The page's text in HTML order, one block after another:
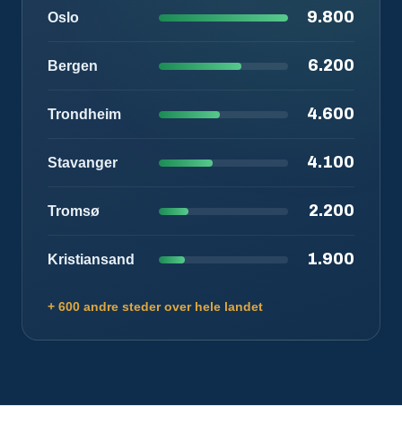
Oslo 9.800
Bergen 6.200
Trondheim 4.600
Stavanger 4.100
Tromsø 2.200
Kristiansand 1.900
+ 600 andre steder over hele landet